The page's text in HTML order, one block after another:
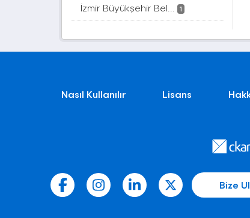
İzmir Büyükşehir Bel... 1
Nasıl Kullanılır Lisans
Bize